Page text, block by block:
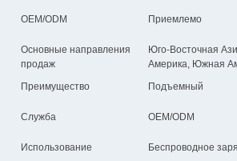
OEM/ODM Приемлемо
Основные направления
продаж
Юго-Восточная
Америка, Южная
Преимущество
Подъемный
Служба OEM/ODM
Использование Беспроводное